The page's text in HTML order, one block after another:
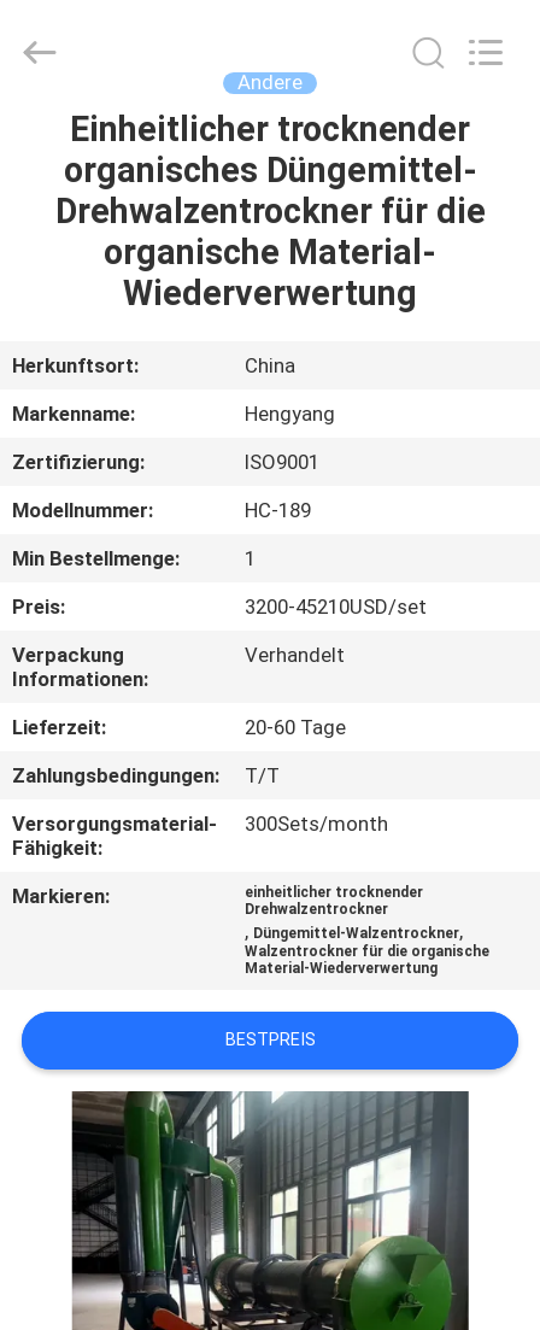
HAUS
PRODUKTE
FABRIK-
QUALITÄTSKONTROLLE
TRETEN
SIE
MIT
UNS
IN
VERBINDUNG
SITEMAP
DATENSCHUTZRICHTLINIE
Industrial
Andere
Einheitlicher trocknender
organisches Düngemittel-
Drehwalzentrockner für die
organische Material-
Wiederverwertung
Herkunftsort:
China
Markenname:
Hengyang
Zertifizierung:
ISO9001
Modellnummer:
HC-189
Min Bestellmenge:
1
Preis:
3200-45210USD/set
Verpackung
Informationen:
Verhandelt
Lieferzeit:
20-60 Tage
Zahlungsbedingungen:
T/T
Versorgungsmaterial-
Fähigkeit:
300Sets/month
Markieren:
einheitlicher trocknender
Drehwalzentrockner
, Düngemittel-Walzentrockner,
Walzentrockner für die organische
Material-Wiederverwertung
BESTPREIS